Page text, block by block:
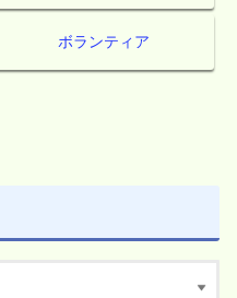
ボランティア